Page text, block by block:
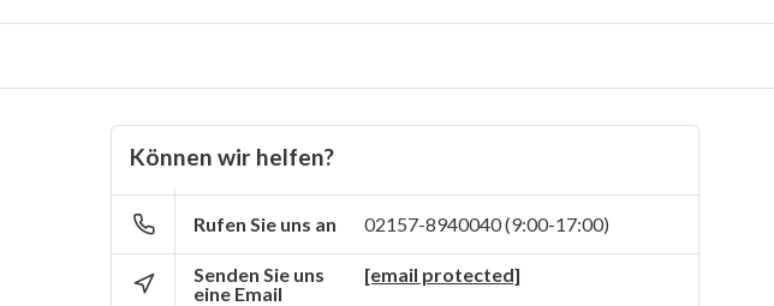
Können wir helfen?
Rufen Sie uns an 02157-8940040 (9:00-17:00)
Senden Sie uns
eine Email
[email protected]